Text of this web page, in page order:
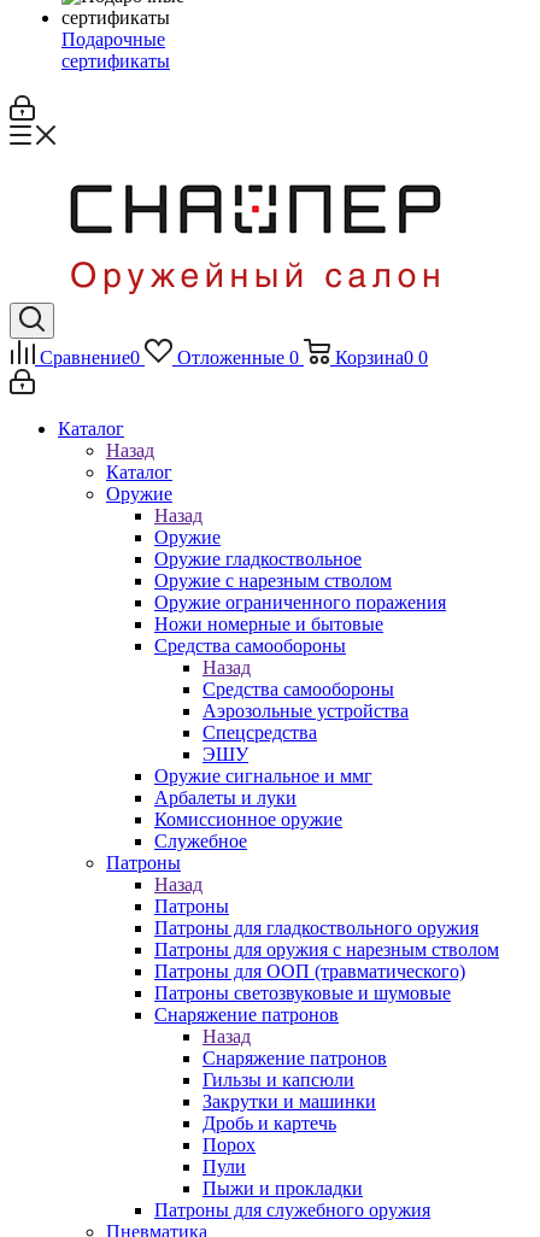
Подарочные
сертификаты
Сравнение0 Отложенные 0 Корзина0 0
Каталог
Назад
Каталог
Оружие
Назад
Оружие
Оружие гладкоствольное
Оружие с нарезным стволом
Оружие ограниченного поражения
Ножи номерные и бытовые
Средства самообороны
Назад
Средства самообороны
Аэрозольные устройства
Спецсредства
ЭШУ
Оружие сигнальное и ммг
Арбалеты и луки
Комиссионное оружие
Служебное
Патроны
Назад
Патроны
Патроны для гладкоствольного оружия
Патроны для оружия с нарезным стволом
Патроны для ООП (травматического)
Патроны светозвуковые и шумовые
Снаряжение патронов
Назад
Снаряжение патронов
Гильзы и капсюли
Закрутки и машинки
Дробь и картечь
Порох
Пули
Пыжи и прокладки
Патроны для служебного оружия
Пневматика